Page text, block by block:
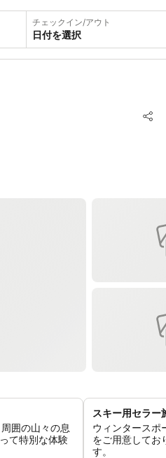
チェックイン/アウト
日付を選択
シェア
囲の山々の息
て特別な体験
スキー用セラー
ウィンタースポ
をご用意してお
す。